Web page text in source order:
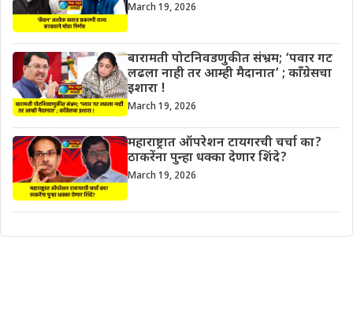
March 19, 2026
बारामती पोटनिवडणुकीत संभ्रम; ‘पवार गट
लढला नाही तर आम्ही मैदानात’ ; काँग्रेसचा
इशारा !
March 19, 2026
महाराष्ट्रात ऑपरेशन टायगरची चर्चा का?
ठाकरेंना पुन्हा धक्का देणार शिंदे?
March 19, 2026